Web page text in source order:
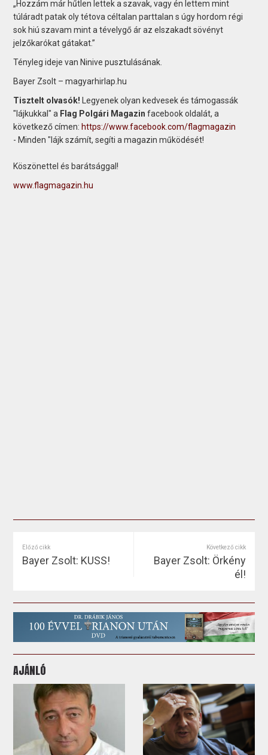
„Hozzám már hűtlen lettek a szavak, vagy én lettem mint
túláradt patak oly tétova céltalan parttalan s úgy hordom régi
sok hiú szavam mint a tévelygő ár az elszakadt sövényt
jelzőkarókat gátakat.”
Tényleg ideje van Ninive pusztulásának.
Bayer Zsolt – magyarhirlap.hu
Tisztelt olvasók! Legyenek olyan kedvesek és támogassák
"lájkukkal" a Flag Polgári Magazin facebook oldalát, a
következő címen: https://www.facebook.com/flagmagazin
- Minden "lájk számít, segíti a magazin működését!
Köszönettel és barátsággal!
www.flagmagazin.hu
Előző cikk
Bayer Zsolt: KUSS!
Következő cikk
Bayer Zsolt: Örkény
él!
AJÁNLÓ